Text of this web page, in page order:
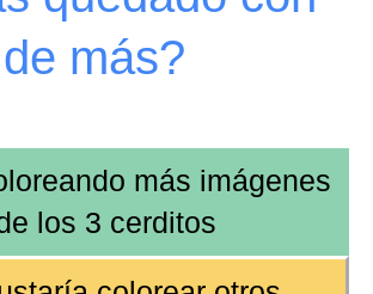
más?
más imágenes
los 3 cerditos